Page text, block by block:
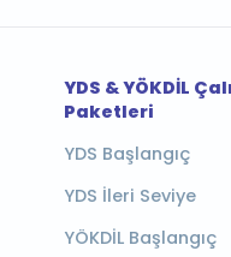
YDS & YÖKDİL
Paketleri
YDS Başlangıç
YDS İleri Seviye
YÖKDİL Başlangıç